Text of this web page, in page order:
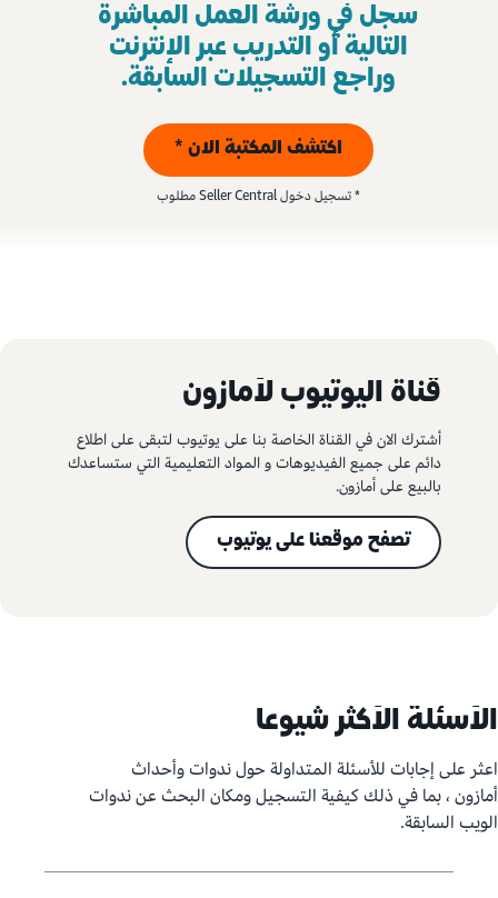
سجل في ورشة العمل المباشرة
التالية أو التدريب عبر الإنترنت
وراجع التسجيلات السابقة.
اكتشف المكتبة الان *
* تسجيل دخول Seller Central مطلوب
قناة اليوتيوب لأمازون
أشترك الان في القناة الخاصة بنا على يوتيوب لتبقى على اطلاع
دائم على جميع الفيديوهات و المواد التعليمية التي ستساعدك
بالبيع على أمازون.
تصفح موقعنا على يوتيوب
الأسئلة الأكثر شيوعاً
اعثر على إجابات للأسئلة المتداولة حول ندوات وأحداث
أمازون ، بما في ذلك كيفية التسجيل ومكان البحث عن ندوات
الويب السابقة.